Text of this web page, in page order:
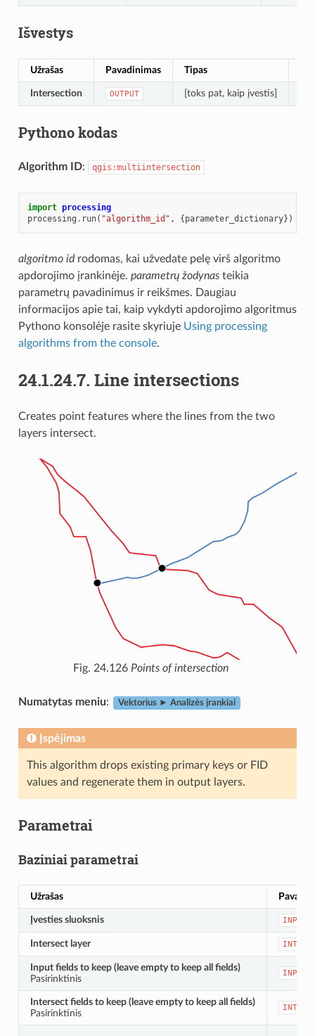
Išvestys
Užrašas Pavadinimas Tipas
Intersection OUTPUT [toks pat, kaip įvestis]
Pythono kodas
Algorithm ID: qgis:multiintersection
import processing
processing . run( "algorithm_id" , {parameter_dictionary})
algoritmo idrodomas, kai užvedate pelę virš algoritmo
apdorojimo įrankinėje. parametrų žodynasteikia
parametrų pavadinimus ir reikšmes. Daugiau
informacijos apie tai, kaip vykdyti apdorojimo algoritmus
Pythono konsolėje rasite skyriuje Using processing
algorithms from the console.
24.1.24.7. Line intersections
Creates point features where the lines from the two
layers intersect.
Fig. 24.126 Points of intersection
Numatytas meniu: Vektorius ► Analizės įrankiai
Įspėjimas
This algorithm drops existing primary keys or FID
values and regenerate them in output layers.
Parametrai
Baziniai parametrai
Užrašas
Įvesties sluoksnis INPUT
Intersect layer
Input fields to keep (leave empty to keep all fields)
Pasirinktinis
Intersect fields to keep (leave empty to keep all fields)
Pasirinktinis